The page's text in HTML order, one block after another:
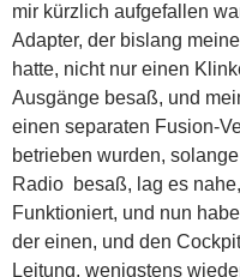
mir kürzlich aufgefallen
Adapter, der bislang
hatte, nicht nur einen
Ausgänge besaß, und
einen separaten Fusion-
betrieben wurden,
Radio besaß, lag es
Funktioniert, und nun
der einen, und den
Leitung, wenigstens